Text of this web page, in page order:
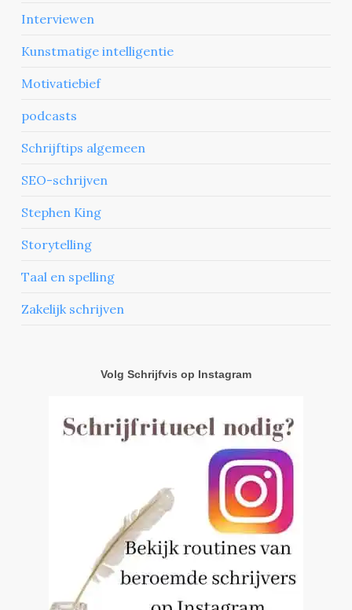
Interviewen
Kunstmatige intelligentie
Motivatiebief
podcasts
Schrijftips algemeen
SEO-schrijven
Stephen King
Storytelling
Taal en spelling
Zakelijk schrijven
Volg Schrijfvis op Instagram